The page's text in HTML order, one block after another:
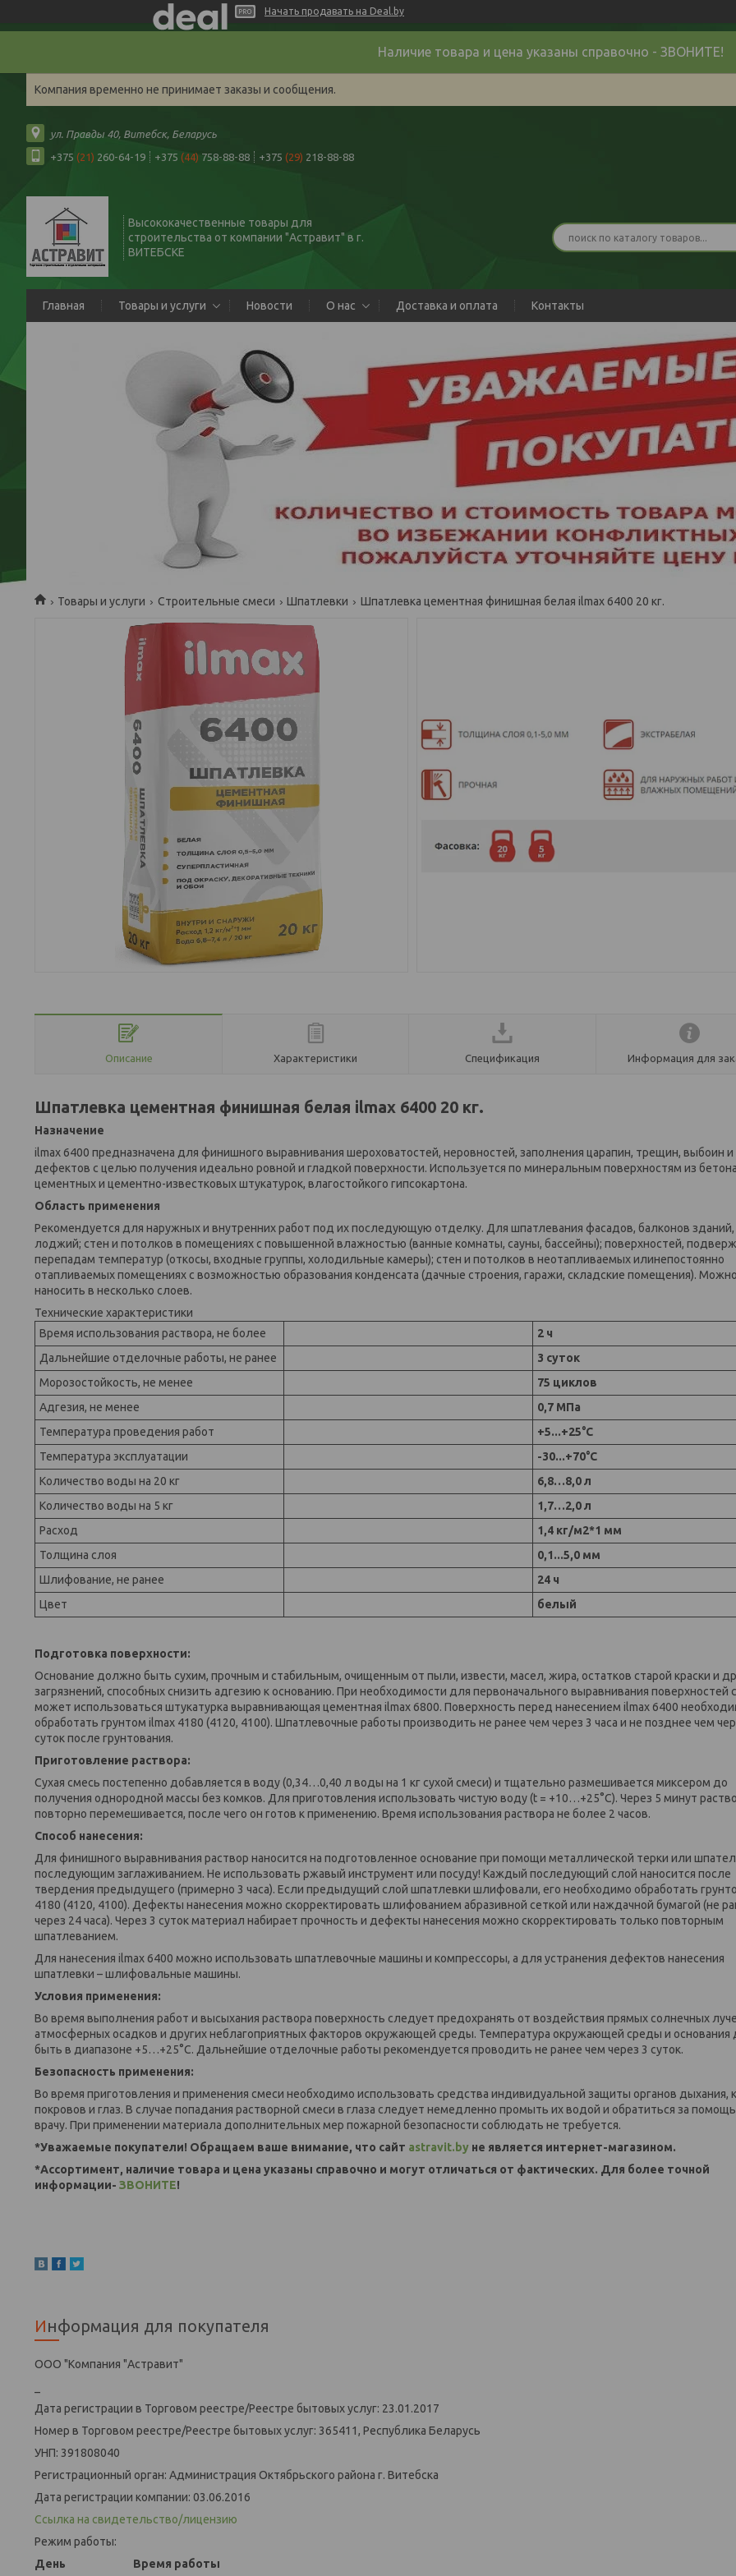
Начать продавать на Deal.by
Наличие товара и цена указаны справочно - ЗВОНИТЕ!
Компания временно не принимает заказы и сообщения.
ул. Правды 40, Витебск, Беларусь
+375 (21) 260-64-19 +375 (44) 758-88-88 +375 (29) 218-88-88
Высококачественные товары для
строительства от компании "Астравит" в г.
ВИТЕБСКЕ
Главная Товары и услуги Новости О нас Доставка и оплата Контакты
Товары и услуги Строительные смеси Шпатлевки Шпатлевка цементная финишная белая ilmax 6400 20 кг.
Описание Характеристики Спецификация Информация для
Шпатлевка цементная финишная белая ilmax 6400 20 кг.
Назначение
ilmax 6400 предназначена для финишного выравнивания шероховатостей, неровностей, заполнения царапин, трещин, выбоин и
дефектов с целью получения идеально ровной и гладкой поверхности. Используется по минеральным поверхностям из
цементных и цементно-известковых штукатурок, влагостойкого гипсокартона.
Область применения
Рекомендуется для наружных и внутренних работ под их последующую отделку. Для шпатлевания фасадов, балконов зданий,
лоджий; стен и потолков в помещениях с повышенной влажностью (ванные комнаты, сауны, бассейны); поверхностей,
перепадам температур (откосы, входные группы, холодильные камеры); стен и потолков в неотапливаемых илинепостоянно
отапливаемых помещениях с возможностью образования конденсата (дачные строения, гаражи, складские помещения). Можно
наносить в несколько слоев.
Технические характеристики
Время использования раствора, не более
2 ч
Дальнейшие отделочные работы, не ранее
3 суток
Морозостойкость, не менее
75 циклов
Адгезия, не менее
0,7 МПа
Температура проведения работ
+5...+25°С
Температура эксплуатации
-30...+70°С
Количество воды на 20 кг
6,8…8,0 л
Количество воды на 5 кг
1,7…2,0 л
Расход
1,4 кг/м2*1 мм
Толщина слоя
0,1...5,0 мм
Шлифование, не ранее
24 ч
Цвет
белый
Подготовка поверхности:
Основание должно быть сухим, прочным и стабильным, очищенным от пыли, извести, масел, жира, остатков старой краски и
загрязнений, способных снизить адгезию к основанию. При необходимости для первоначального выравнивания поверхностей
может использоваться штукатурка выравнивающая цементная ilmax 6800. Поверхность перед нанесением ilmax 6400
обработать грунтом ilmax 4180 (4120, 4100). Шпатлевочные работы производить не ранее чем через 3 часа и не позднее чем
суток после грунтования.
Приготовление раствора:
Сухая смесь постепенно добавляется в воду (0,34…0,40 л воды на 1 кг сухой смеси) и тщательно размешивается миксером до
получения однородной массы без комков. Для приготовления использовать чистую воду (t = +10…+25°C). Через 5 минут
повторно перемешивается, после чего он готов к применению. Время использования раствора не более 2 часов.
Способ нанесения:
Для финишного выравнивания раствор наносится на подготовленное основание при помощи металлической терки или
последующим заглаживанием. Не использовать ржавый инструмент или посуду! Каждый последующий слой наносится после
твердения предыдущего (примерно 3 часа). Если предыдущий слой шпатлевки шлифовали, его необходимо обработать
4180 (4120, 4100). Дефекты нанесения можно скорректировать шлифованием абразивной сеткой или наждачной бумагой (не
через 24 часа). Через 3 суток материал набирает прочность и дефекты нанесения можно скорректировать только повторным
шпатлеванием.
Для нанесения ilmax 6400 можно использовать шпатлевочные машины и компрессоры, а для устранения дефектов нанесения
шпатлевки – шлифовальные машины.
Условия применения:
Во время выполнения работ и высыхания раствора поверхность следует предохранять от воздействия прямых солнечных
атмосферных осадков и других неблагоприятных факторов окружающей среды. Температура окружающей среды и основания
быть в диапазоне +5…+25°С. Дальнейшие отделочные работы рекомендуется проводить не ранее чем через 3 суток.
Безопасность применения:
Во время приготовления и применения смеси необходимо использовать средства индивидуальной защиты органов дыхания,
покровов и глаз. В случае попадания растворной смеси в глаза следует немедленно промыть их водой и обратиться за
врачу. При применении материала дополнительных мер пожарной безопасности соблюдать не требуется.
*Уважаемые покупатели! Обращаем ваше внимание, что сайт astravit.by не является интернет-магазином.
*Ассортимент, наличие товара и цена указаны справочно и могут отличаться от фактических. Для более точной
информации- ЗВОНИТЕ!
Информация для покупателя
ООО "Компания "Астравит"
Дата регистрации в Торговом реестре/Реестре бытовых услуг: 23.01.2017
Номер в Торговом реестре/Реестре бытовых услуг: 365411, Республика Беларусь
УНП: 391808040
Регистрационный орган: Администрация Октябрьского района г. Витебска
Дата регистрации компании: 03.06.2016
Ссылка на свидетельство/лицензию
Режим работы:
День
Время работы